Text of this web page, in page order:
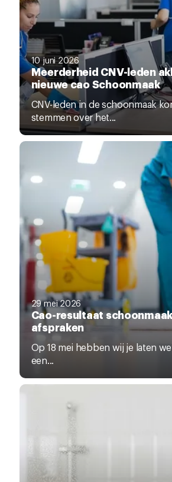
10 juni 2026
Meerderheid CNV-leden
nieuwe cao Schoonmaak
CNV-leden in de schoonmaak
stemmen over het...
29 mei 2026
Cao-resultaat
afspraken
Op 18 mei hebben wij je laten
een...